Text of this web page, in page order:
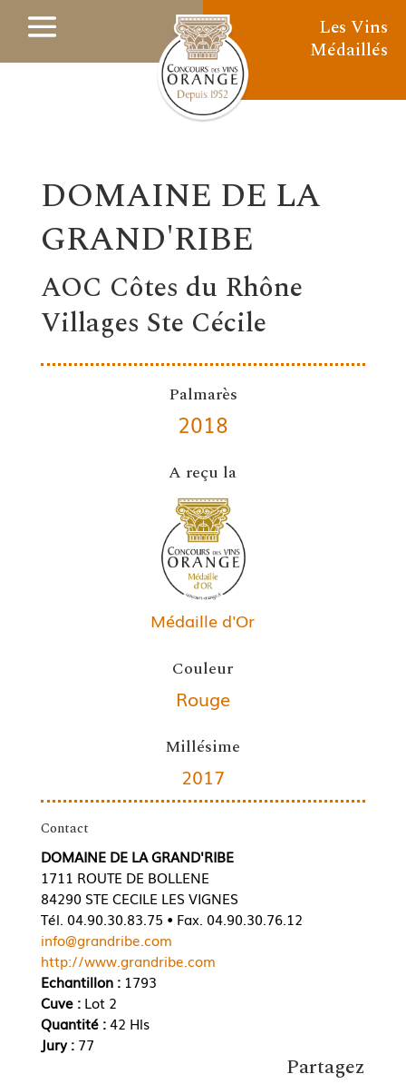
Les Vins
Médaillés
DOMAINE DE LA
GRAND'RIBE
AOC Côtes du Rhône
Villages Ste Cécile
Palmarès
2018
A reçu la
Médaille d'Or
Couleur
Rouge
Millésime
2017
Contact
DOMAINE DE LA GRAND'RIBE
1711 ROUTE DE BOLLENE
84290 STE CECILE LES VIGNES
Tél. 04.90.30.83.75 • Fax. 04.90.30.76.12
info@grandribe.com
http://www.grandribe.com
Echantillon :1793
Cuve : Lot 2
Quantité :42 Hls
Jury : 77
Partagez